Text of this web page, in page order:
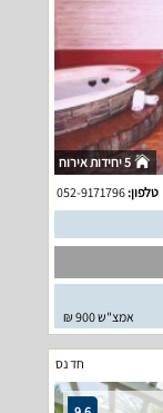
5 יחידות אירוח
טלפון:052-9171796
אמצ"ש 900 ₪
חד נס